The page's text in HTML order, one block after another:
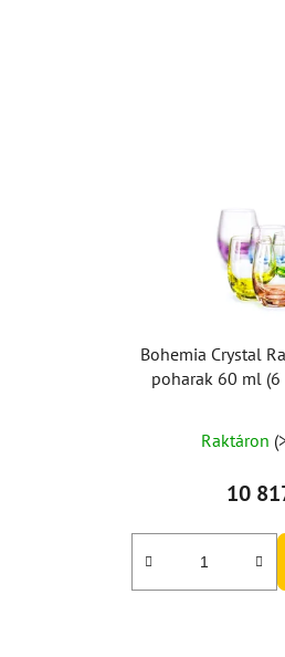
Bohemia Crystal
poharak 60 ml
Raktáron
10